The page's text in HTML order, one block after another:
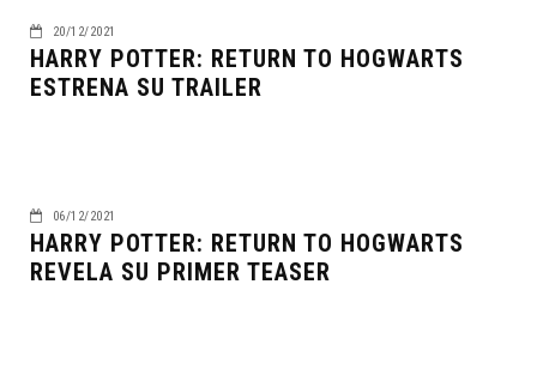
20/12/2021
HARRY POTTER: RETURN TO HOGWARTS
ESTRENA SU TRAILER
06/12/2021
HARRY POTTER: RETURN TO HOGWARTS
REVELA SU PRIMER TEASER